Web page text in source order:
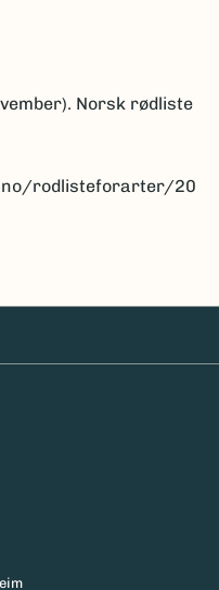
Norsk rødliste
rodlisteforarter/20